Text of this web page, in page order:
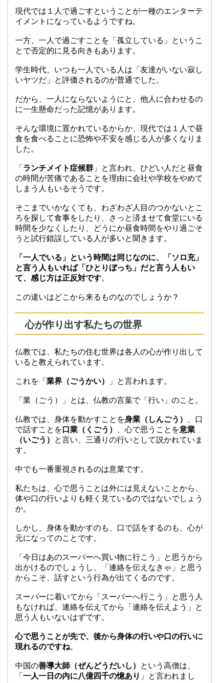
現代では１人で過ごすということが一種のエンターテ
イメントになっているようですね。
一方、一人で過ごすことを「孤立している」というこ
とで否定的に見る向きもあります。
学生時代、いつも一人でいる人は「友達がいない寂し
いヤツだ」と評価されるのが普通でした。
だから、一人にならないようにと、他人に合わせるの
に一生懸命だった記憶があります。
そんな環境に置かれているからか、現代では１人で昼
食を食べることに恐怖や不安を感じる人が多くなりま
した。
「 ランチメイト症候群 」と言われ、ひどい人だと昼食
の時間が苦痛であることを理由に会社や学校をやめて
しまう人もいるそうです。
そこまでいかなくても、わざわざ人目のつかないとこ
ろを探して食事をしたり、さっと済ませて食堂にいる
時間を少なくしたり、どうにか昼食時間をやり過ごそ
うと試行錯誤している人が多いと聞きます。
「一人でいる」という時間は同じなのに、「ソロ充」
と言う人もいれば「ひとりぼっち」だと言う人もい
て、感じ方は正反対です。
この違いはどこから来るものなのでしょうか？
心が作り出す私たちの世界
仏教では、私たちの住む世界は各人の心が作り出して
いると教えられています。
これを「業界（ごうかい） 」と言われます。
「業（ごう）」とは、仏教の言葉で「行い」のこと。
仏教では、身体を動かすことを身業（しんごう）
、口
で話すことを 口業（くごう） 、心で思うことを意業
（いごう） と言い、三通りの行いとして説かれていま
す。
中でも一番重視されるのは意業です。
私たちは、心で思うことは外には見えないことから、
体や口の行いよりも軽く見ているのではないでしょう
か。
しかし、身体を動かすのも、口で話をするのも、心が
元になってのことです。
「今日はあのスーパーへ買い物に行こう」と思うから
出かけるのでしょうし、「連絡を伝えなきゃ」と思う
からこそ、話すという行為が出てくるのです。
スーパーに着いてから「スーパーへ行こう」と思う人
もなければ、連絡を伝えてから「連絡を伝えよう」と
思う人もいないはずです。
心で思うことが先で、後から身体の行いや口の行いに
現れるのですね。
中国の善導大師（ぜんどうだいし） という高僧は、
「一人一日の内に八億四千の憶あり 」と言われまし